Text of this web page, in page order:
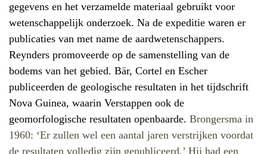
gegevens en het verzamelde materiaal gebruikt voor
wetenschappelijk onderzoek. Na de expeditie waren er
publicaties van met name de aardwetenschappers.
Reynders promoveerde op de samenstelling van de
bodems van het gebied. Bär, Cortel en Escher
publiceerden de geologische resultaten in het tijdschrift
Nova Guinea, waarin Verstappen ook de
geomorfologische resultaten openbaarde. Brongersma in
1960: ‘Er zullen wel een aantal jaren verstrijken voordat
de resultaten volledig zijn gepubliceerd.’ Hij had een